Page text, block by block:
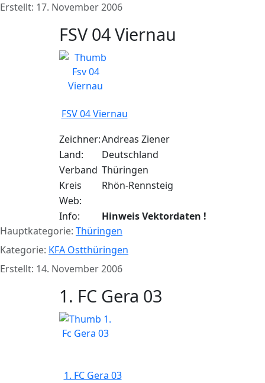
Erstellt: 17. November 2006
FSV 04 Viernau
FSV 04 Viernau
Zeichner:Andreas Ziener
Land:
Deutschland
Verband Thüringen
Kreis
Rhön-Rennsteig
Web:
Info:
Hinweis Vektordaten !
Hauptkategorie: Thüringen
Kategorie: KFA Ostthüringen
Erstellt: 14. November 2006
1. FC Gera 03
1. FC Gera 03